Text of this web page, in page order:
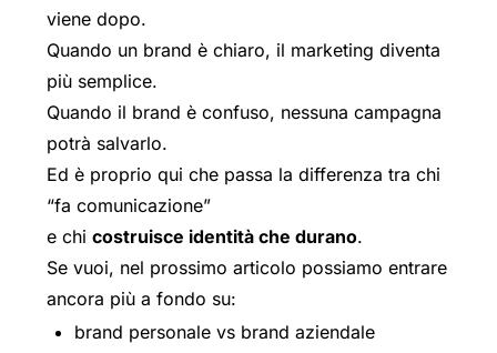
viene dopo.
Quando un brand è chiaro, il marketing diventa
più semplice.
Quando il brand è confuso, nessuna campagna
potrà salvarlo.
Ed è proprio qui che passa la differenza tra chi
“fa comunicazione”
e chi costruisce identità che durano.
Se vuoi, nel prossimo articolo possiamo entrare
ancora più a fondo su:
brand personale vs brand aziendale